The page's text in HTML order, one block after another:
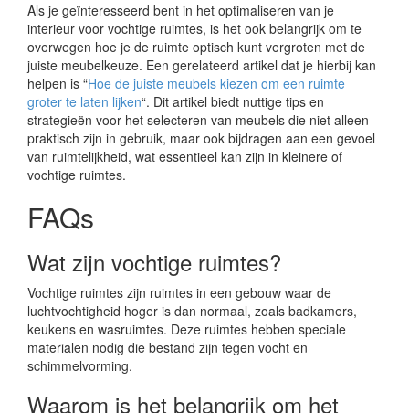
Als je geïnteresseerd bent in het optimaliseren van je
interieur voor vochtige ruimtes, is het ook belangrijk om te
overwegen hoe je de ruimte optisch kunt vergroten met de
juiste meubelkeuze. Een gerelateerd artikel dat je hierbij kan
helpen is “Hoe de juiste meubels kiezen om een ruimte
groter te laten lijken“. Dit artikel biedt nuttige tips en
strategieën voor het selecteren van meubels die niet alleen
praktisch zijn in gebruik, maar ook bijdragen aan een gevoel
van ruimtelijkheid, wat essentieel kan zijn in kleinere of
vochtige ruimtes.
FAQs
Wat zijn vochtige ruimtes?
Vochtige ruimtes zijn ruimtes in een gebouw waar de
luchtvochtigheid hoger is dan normaal, zoals badkamers,
keukens en wasruimtes. Deze ruimtes hebben speciale
materialen nodig die bestand zijn tegen vocht en
schimmelvorming.
Waarom is het belangrijk om het